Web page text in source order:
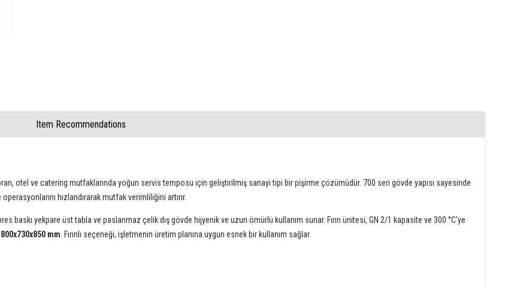
Item Recommendations
otel ve catering mutfaklarında yoğun servis temposu için geliştirilmiş sanayi tipi bir pişirme çözümüdür. 700 seri gövde yapısı sayesinde
hızlandırarak mutfak verimliliğini artırır.
baskı yekpare üst tabla ve paslanmaz çelik dış gövde hijyenik ve uzun ömürlü kullanım sunar. Fırın ünitesi, GN 2/1 kapasite ve 300 °C’ye
800x730x850 mm . Fırınlı seçeneği, işletmenin üretim planına uygun esnek bir kullanım sağlar.